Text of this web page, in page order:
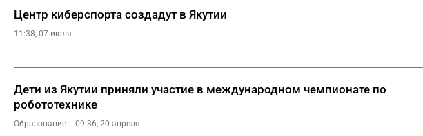
Центр киберспорта создадут в Якутии
11:38, 07 июля
Дети из Якутии приняли участие в международном чемпионате по
робототехнике
Образование 09:36, 20 апреля